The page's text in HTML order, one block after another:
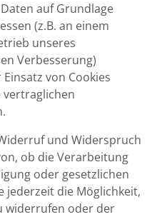
auf Grundlage
(z.B. an einem
unseres
Verbesserung)
von Cookies
und Widerspruch
ob die Verarbeitung
oder gesetzlichen
jederzeit die Möglichkeit,
widerrufen oder der